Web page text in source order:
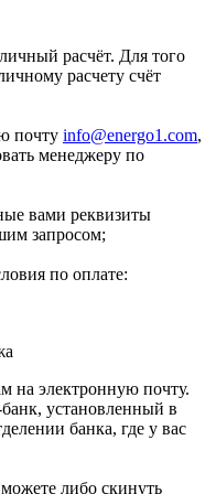
расчёт. Для того
расчету счёт
почту info@energo1.com,
менеджеру по
вами реквизиты
запросом;
по оплате:
на электронную почту.
установленный в
банка, где у вас
либо скинуть